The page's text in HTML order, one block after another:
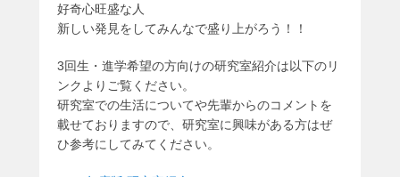
好奇心旺盛な人
新しい発見をしてみんなで盛り上がろう！！
3回生・進学希望の方向けの研究室紹介は以下のリ
ンクよりご覧ください。
研究室での生活についてや先輩からのコメントを
載せておりますので、研究室に興味がある方はぜ
ひ参考にしてみてください。